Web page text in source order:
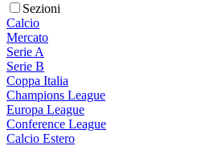
Sezioni
Calcio
Mercato
Serie A
Serie B
Coppa Italia
Champions League
Europa League
Conference League
Calcio Estero